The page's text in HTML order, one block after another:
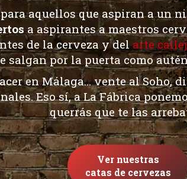
aquellos que aspiran a un
a aspirantes a maestros
de la cerveza y delarte
salgan por la puerta como
en Málaga… vente al Soho,
Eso sí, a La Fábrica
querrás que te las
Ver nuestras
catas de cervezas